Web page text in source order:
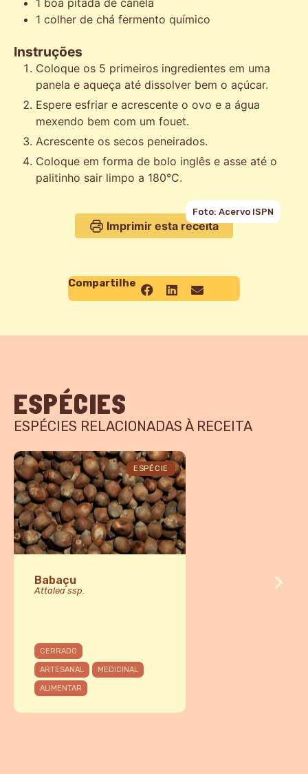
1 boa pitada de canela
1 colher de chá fermento químico
Instruções
Coloque os 5 primeiros ingredientes em uma
panela e aqueça até dissolver bem o açúcar.
Espere esfriar e acrescente o ovo e a água
mexendo bem com um fouet.
Acrescente os secos peneirados.
Coloque em forma de bolo inglês e asse até o
palitinho sair limpo a 180°C.
Imprimir esta receita
Foto: Acervo ISPN
Compartilhe
ESPÉCIES
ESPÉCIES RELACIONADAS À RECEITA
ESPÉCIE
Babaçu
Attalea ssp.
CERRADO
ARTESANAL MEDICINAL
ALIMENTAR